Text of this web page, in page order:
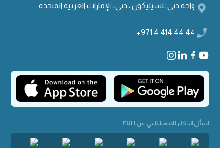
واحة دبي للسيليكون ، دبي ، الإمارات العربية المتحدة
+971 4 414 44 44
اسأل الذكاء الاصطناعي عن FUH